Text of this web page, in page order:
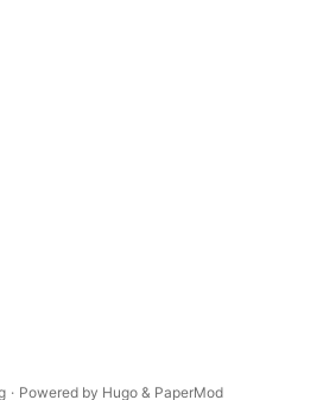
· Powered by Hugo& PaperMod